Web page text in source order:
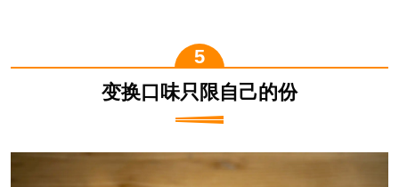
变换口味只限自己的份